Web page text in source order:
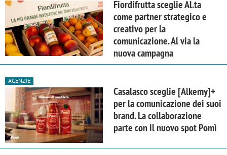
Fiordifrutta sceglie Al.ta
come partner strategico e
creativo per la
comunicazione. Al via la
nuova campagna
AGENZIE
Casalasco sceglie [Alkemy]+
per la comunicazione dei suoi
brand. La collaborazione
parte con il nuovo spot Pomì